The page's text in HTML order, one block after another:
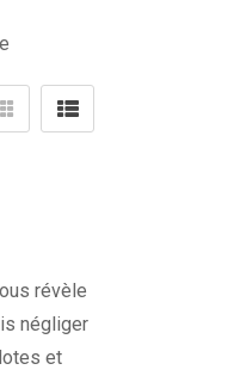
révèle
négliger
et